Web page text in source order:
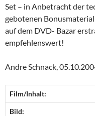
Set – in Anbetracht der
gebotenen
auf dem DVD- Bazar
empfehlenswert!
Andre Schnack,
Film/Inhalt:
Bild: